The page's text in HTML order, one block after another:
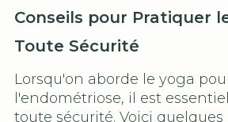
Conseils pour Pratiquer
Toute Sécurité
Lorsqu'on aborde le yoga
l'endométriose, il est
toute sécurité. Voici quelques